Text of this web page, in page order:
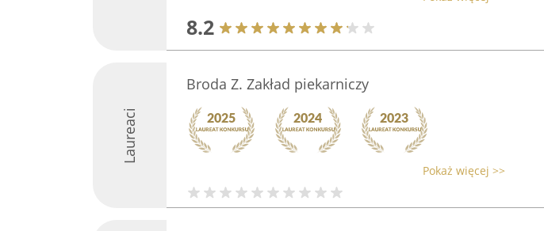
8.2
Laureaci
Broda Z. Zakład piekarniczy
Pokaż więcej >>